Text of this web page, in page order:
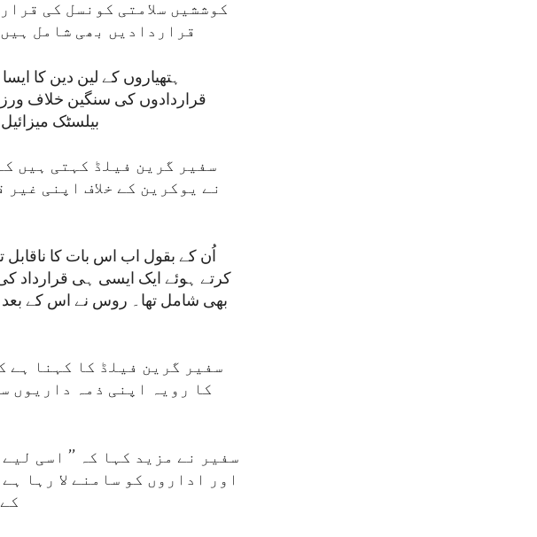
کوششیں سلامتی کونسل کی
قراردادیں بھی شامل
ہتھیاروں کے لین دین کا
قراردادوں کی سنگین خلاف
بیلسٹک
سفیر گرین فیلڈ کہتی ہیں
نے یوکرین کے خلاف اپنی
اُن کے بقول اب اس بات کا
کرتے ہوئے ایک ایسی ہی
بھی شامل تھا۔ روس نے اس کے بعد
سفیر گرین فیلڈ کا کہنا ہے
کا رویہ اپنی ذمہ داریوں
سفیر نے مزید کہا کہ ’’ اسی
اور اداروں کو سامنے لا رہا